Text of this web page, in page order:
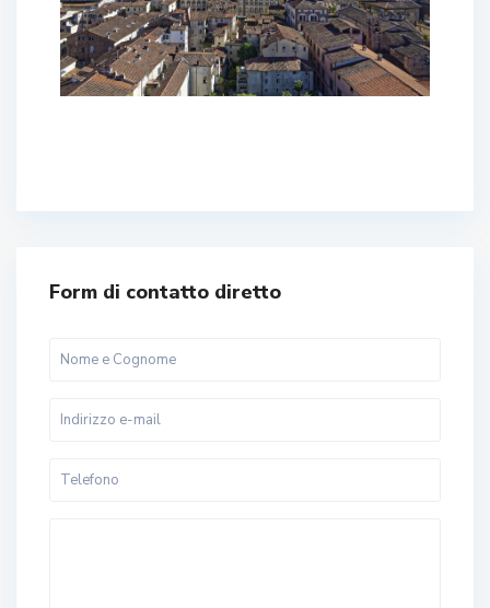
Form di contatto diretto